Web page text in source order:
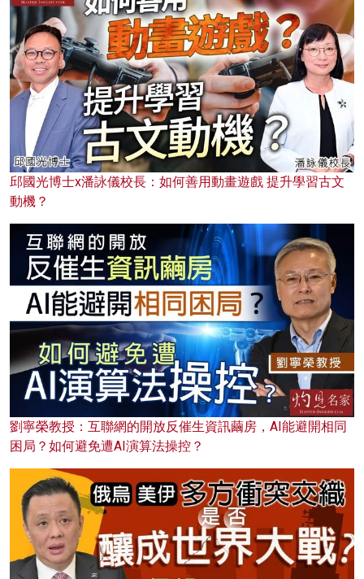
邱國光博士x潘詠儀校長：如何善用動畫遊戲 提升學習古文
動機？
劉寧榮教授：互聯網的開放反催生資訊繭房，AI能避開相同
困局？如何避免遭AI演算法操控？